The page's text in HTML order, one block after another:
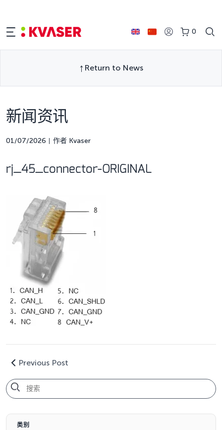
0
Return to News
新闻资讯
01/07/2026 作者 Kvaser
rj_45_connector-ORIGINAL
Previous Post
类别